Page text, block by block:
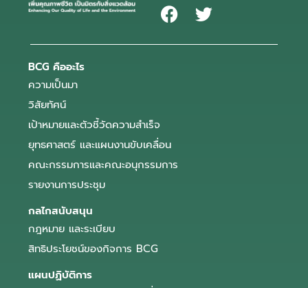
BCG คืออะไร
ความเป็นมา
วิสัยทัศน์
เป้าหมายและตัวชี้วัดความสำเร็จ
ยุทธศาสตร์ และแผนงานขับเคลื่อน
คณะกรรมการและคณะอนุกรรมการ
รายงานการประชุม
กลไกสนับสนุน
กฎหมาย และระเบียบ
สิทธิประโยชน์ของกิจการ BCG
แผนปฏิบัติการ